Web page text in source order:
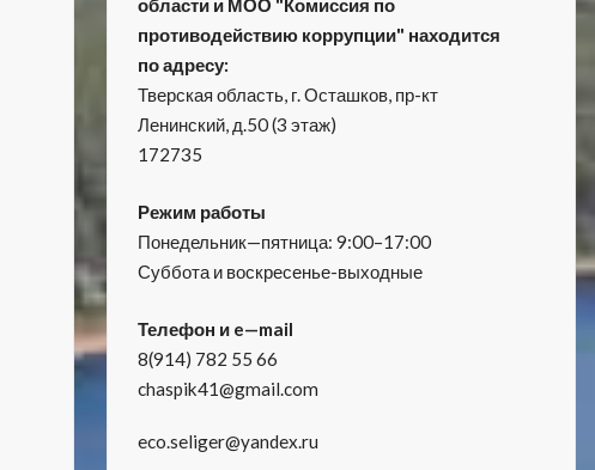
области и МОО "Комиссия по
противодействию коррупции" находится
по адресу:
Тверская область, г. Осташков, пр-кт
Ленинский, д.50 (3 этаж)
172735
Режим работы
Понедельник—пятница: 9:00–17:00
Суббота и воскресенье-выходные
Телефон и e—mail
8(914) 782 55 66
chaspik41@gmail.com
eco.seliger@yandex.ru